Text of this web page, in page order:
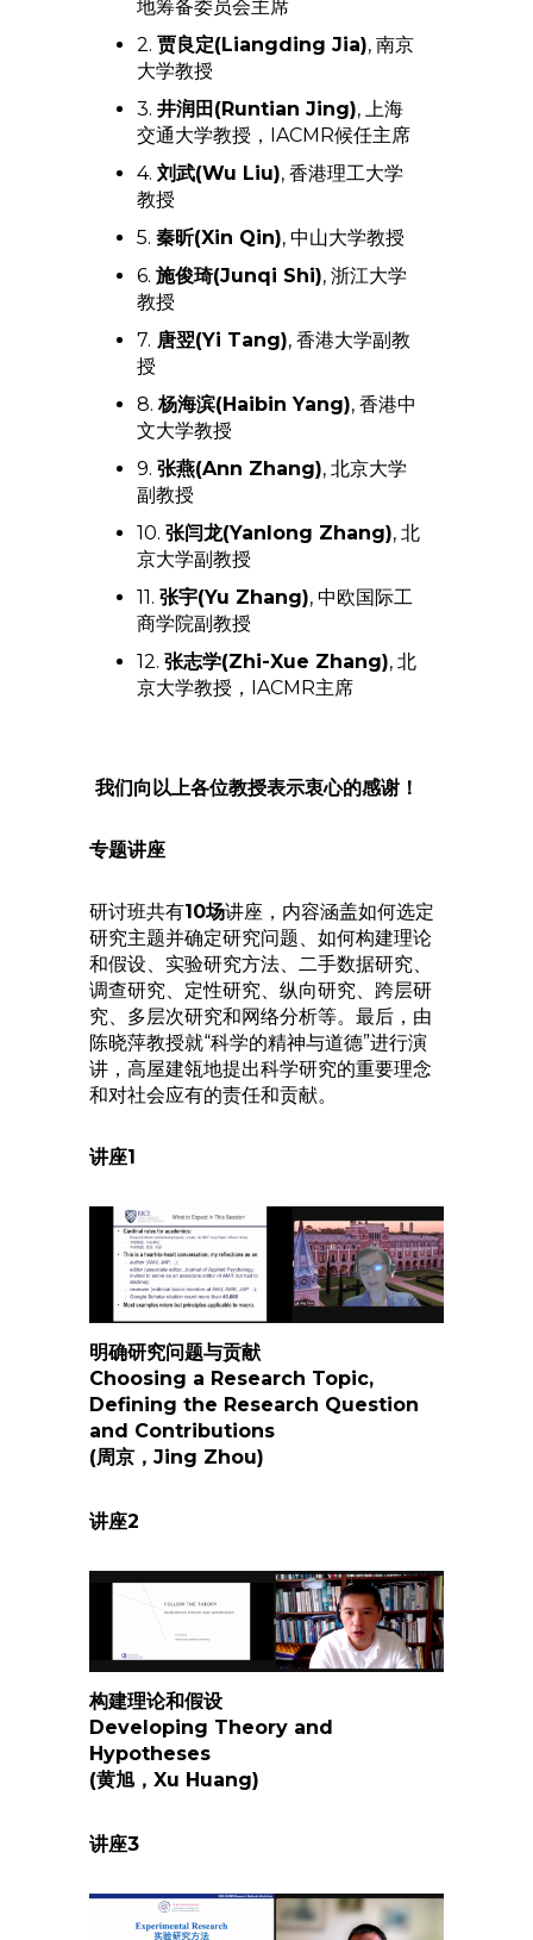
地筹备委员会主席
2. 贾良定(Liangding Jia), 南京
大学教授
3. 井润田(Runtian Jing), 上海
交通大学教授，IACMR候任主席
4. 刘武(Wu Liu), 香港理工大学
教授
5. 秦昕(Xin Qin), 中山大学教授
6. 施俊琦(Junqi Shi), 浙江大学
教授
7. 唐翌(Yi Tang), 香港大学副教
授
8. 杨海滨(Haibin Yang), 香港中
文大学教授
9. 张燕(Ann Zhang), 北京大学
副教授
10. 张闫龙(Yanlong Zhang), 北
京大学副教授
11. 张宇(Yu Zhang), 中欧国际工
商学院副教授
12. 张志学(Zhi-Xue Zhang), 北
京大学教授，IACMR主席
我们向以上各位教授表示衷心的感谢！
专题讲座
研讨班共有10场讲座，内容涵盖如何选定
研究主题并确定研究问题、如何构建理论
和假设、实验研究方法、二手数据研究、
调查研究、定性研究、纵向研究、跨层研
究、多层次研究和网络分析等。最后，由
陈晓萍教授就“科学的精神与道德”进行演
讲，高屋建瓴地提出科学研究的重要理念
和对社会应有的责任和贡献。
讲座1
明确研究问题与贡献
Choosing a Research Topic,
Defining the Research Question
and Contributions
(周京，Jing Zhou)
讲座2
构建理论和假设
Developing Theory and
Hypotheses
(黄旭，Xu Huang)
讲座3